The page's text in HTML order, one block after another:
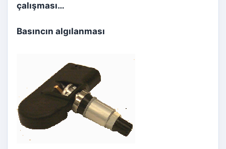
çalışması…
Basıncın algılanması